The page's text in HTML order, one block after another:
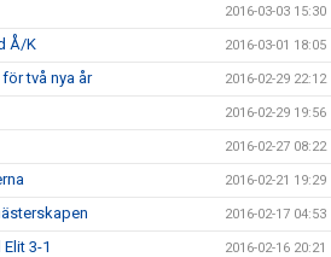
2016-03-03 15:30
Å/K 2016-03-01 18:05
två nya år 2016-02-29 22:12
2016-02-29 19:56
2016-02-27 08:22
2016-02-21 19:29
2016-02-17 04:53
3-1 2016-02-16 20:21